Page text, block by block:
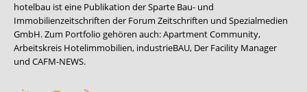
hotelbau ist eine Publikation der Sparte Bau- und
Immobilienzeitschriften der Forum Zeitschriften und Spezialmedien
GmbH. Zum Portfolio gehören auch:Apartment Community,
Arbeitskreis Hotelimmobilien, industrieBAU, Der Facility Manager
und CAFM-NEWS.